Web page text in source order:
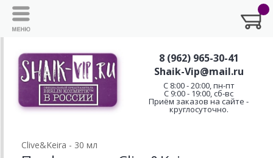
8 (962) 965-30-41
Shaik-Vip@mail.ru
C 8:00 - 20:00, пн-пт
С 9:00 - 19:00, сб-вс
Приём заказов на сайте -
круглосуточно.
Clive&Keira - 30 мл